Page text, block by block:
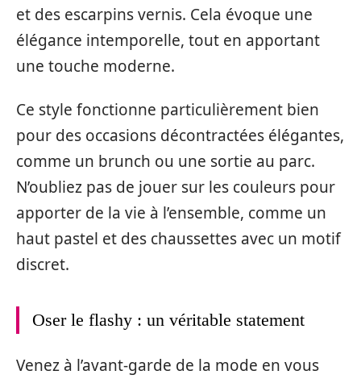
et des escarpins vernis. Cela évoque une
élégance intemporelle, tout en apportant
une touche moderne.
Ce style fonctionne particulièrement bien
pour des occasions décontractées élégantes,
comme un brunch ou une sortie au parc.
N’oubliez pas de jouer sur les couleurs pour
apporter de la vie à l’ensemble, comme un
haut pastel et des chaussettes avec un motif
discret.
Oser le flashy : un véritable statement
Venez à l’avant-garde de la mode en vous